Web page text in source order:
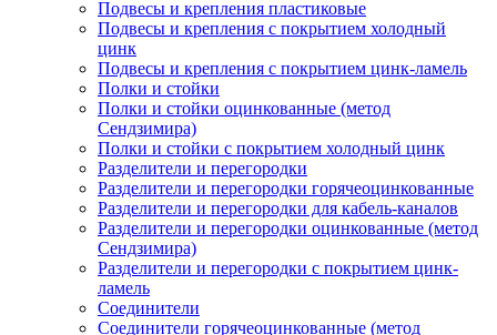
Подвесы и крепления пластиковые
Подвесы и крепления с покрытием холодный
цинк
Подвесы и крепления с покрытием цинк-ламель
Полки и стойки
Полки и стойки оцинкованные (метод
Сендзимира)
Полки и стойки с покрытием холодный цинк
Разделители и перегородки
Разделители и перегородки горячеоцинкованные
Разделители и перегородки для кабель-каналов
Разделители и перегородки оцинкованные (метод
Сендзимира)
Разделители и перегородки с покрытием цинк-
ламель
Соединители
Соединители горячеоцинкованные (метод